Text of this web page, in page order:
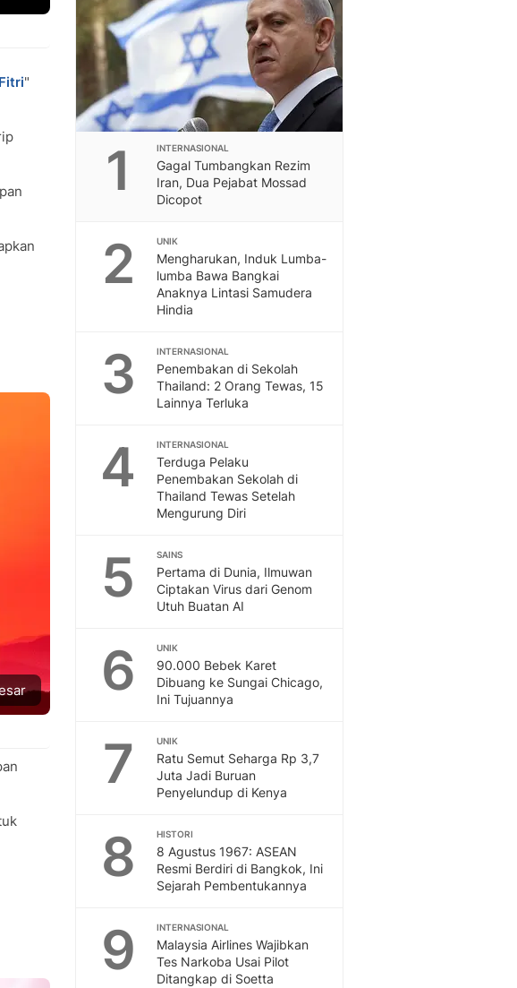
"
1 INTERNASIONAL
Gagal Tumbangkan Rezim
Iran, Dua Pejabat Mossad
Dicopot
2 UNIK
Mengharukan, Induk Lumba-
lumba Bawa Bangkai
Anaknya Lintasi Samudera
Hindia
3 INTERNASIONAL
Penembakan di Sekolah
Thailand: 2 Orang Tewas, 15
Lainnya Terluka
4 INTERNASIONAL
Terduga Pelaku
Penembakan Sekolah di
Thailand Tewas Setelah
Mengurung Diri
5 SAINS
Pertama di Dunia, Ilmuwan
Ciptakan Virus dari Genom
Utuh Buatan AI
6 UNIK
90.000 Bebek Karet
Dibuang ke Sungai Chicago,
Ini Tujuannya
7 UNIK
Ratu Semut Seharga Rp 3,7
Juta Jadi Buruan
Penyelundup di Kenya
8 HISTORI
8 Agustus 1967: ASEAN
Resmi Berdiri di Bangkok, Ini
Sejarah Pembentukannya
9 INTERNASIONAL
Malaysia Airlines Wajibkan
Tes Narkoba Usai Pilot
Ditangkap di Soetta